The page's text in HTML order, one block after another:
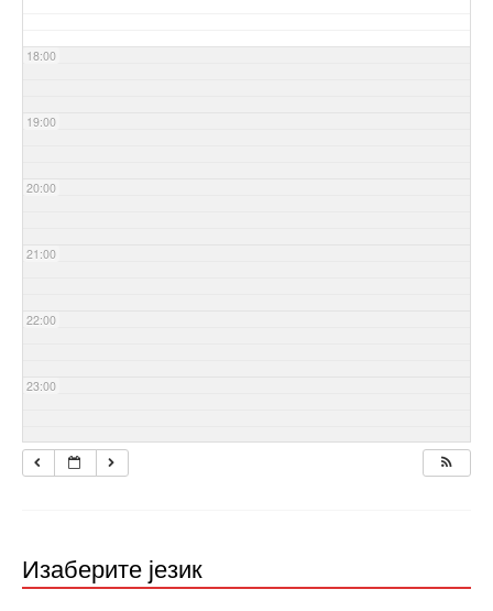
18:00
19:00
20:00
21:00
22:00
23:00
Изаберите језик